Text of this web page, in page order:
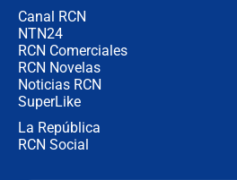
Canal RCN
NTN24
RCN Comerciales
RCN Novelas
Noticias RCN
SuperLike
La República
RCN Social